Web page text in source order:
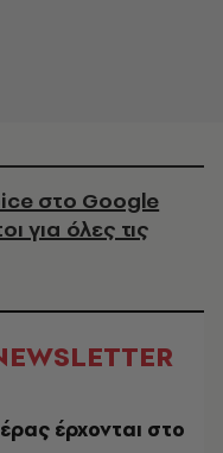
στο Google
για όλες τις
έρχονται στο